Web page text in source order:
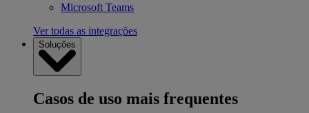
Microsoft Teams
Ver todas as integrações
Soluções
Casos de uso mais frequentes